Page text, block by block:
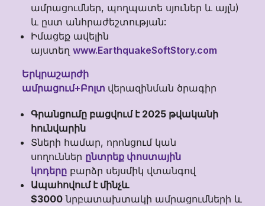
ամրացումներ, պողպատե սյուներ և այլն)
և ըստ անհրաժեշտության:
Իմացեք ավելին
այստեղwww.EarthquakeSoftStory.com
Երկրաշարժի
ամրացում+Բոլտ վերազինման ծրագիր
Գրանցումը բացվում է 2025 թվականի
հունվարին
Տների համար, որոնցում կան
սողուններ ընտրեք փոստային
կոդերը բարձր սեյսմիկ վտանգով
Ապահովում է մինչև
$3000 նրբատախտակի ամրացումների և